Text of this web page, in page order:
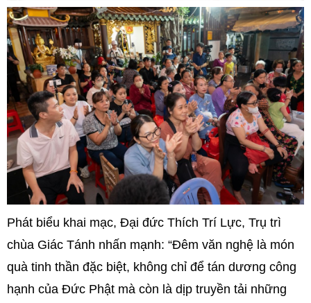
Phát biểu khai mạc, Đại đức Thích Trí Lực, Trụ trì
chùa Giác Tánh nhấn mạnh: “Đêm văn nghệ là món
quà tinh thần đặc biệt, không chỉ để tán dương công
hạnh của Đức Phật mà còn là dịp truyền tải những